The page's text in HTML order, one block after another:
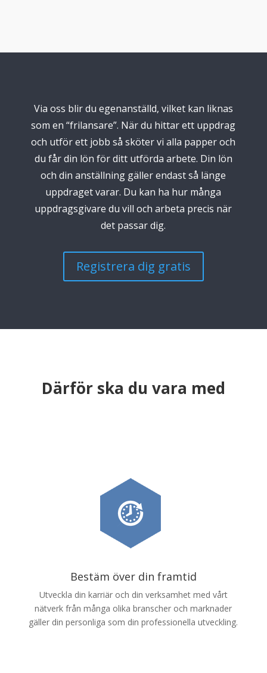
Via oss blir du egenanställd, vilket kan liknas
som en “frilansare”. När du hittar ett uppdrag
och utför ett jobb så sköter vi alla papper och
du får din lön för ditt utförda arbete. Din lön
och din anställning gäller endast så länge
uppdraget varar. Du kan ha hur många
uppdragsgivare du vill och arbeta precis när
det passar dig.
Registrera dig gratis
Därför ska du vara med
Bestäm över din framtid
Utveckla din karriär och din verksamhet med vårt
nätverk från många olika branscher och marknader
gäller din personliga som din professionella utveckling.